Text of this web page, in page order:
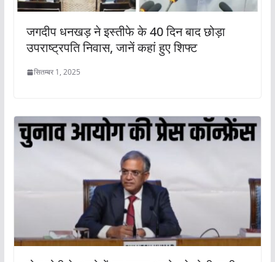
जगदीप धनखड़ ने इस्तीफे के 40 दिन बाद छोड़ा
उपराष्ट्रपति निवास, जानें कहां हुए शिफ्ट
सितम्बर 1, 2025